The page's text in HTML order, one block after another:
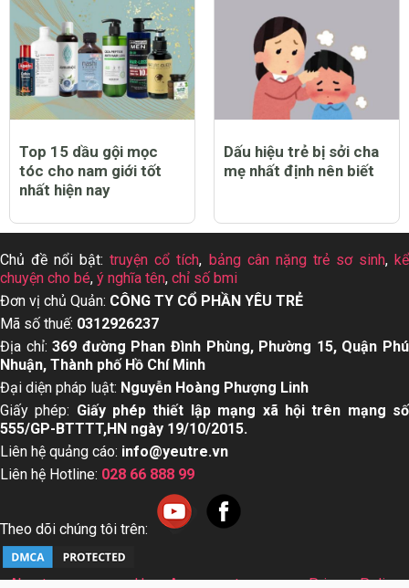
Top 15 dầu gội mọc
tóc cho nam giới tốt
nhất hiện nay
Dấu hiệu trẻ bị sởi cha
mẹ nhất định nên biết
Chủ đề nổi bật:truyện cổ tích, bảng cân nặng trẻ sơ sinh,kể
chuyện cho bé, ý nghĩa tên, chỉ số bmi
Đơn vị chủ Quản: CÔNG TY CỔ PHẦN YÊU TRẺ
Mã số thuế: 0312926237
Địa chỉ:369 đường Phan Đình Phùng, Phường 15, Quận Phú
Nhuận, Thành phố Hồ Chí Minh
Đại diện pháp luật: Nguyễn Hoàng Phượng Linh
Giấy phép: Giấy phép thiết lập mạng xã hội trên mạng số
555/GP-BTTTT,HN ngày 19/10/2015.
Liên hệ quảng cáo: info@yeutre.vn
Liên hệ Hotline: 028 66 888 99
Theo dõi chúng tôi trên:
About us User Agreement Privacy Policy